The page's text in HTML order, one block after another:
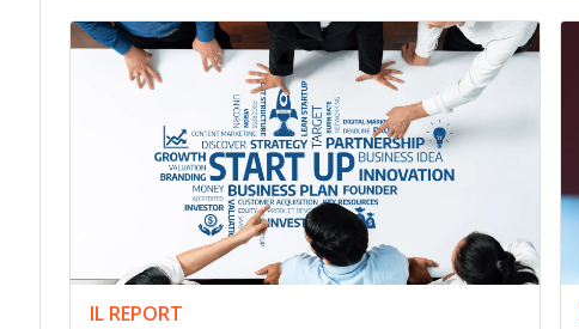
IL REPORT